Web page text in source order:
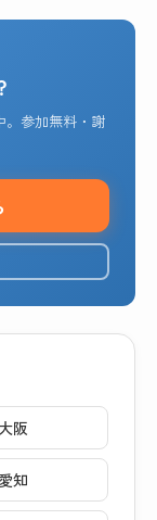
。参加無料・謝
阪
愛知